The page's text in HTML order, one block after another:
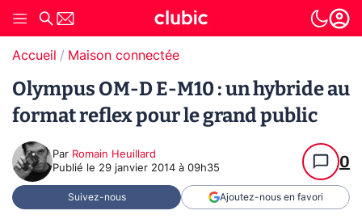
Accueil Maison connectée
Olympus OM-D E-M10 : un hybride au
format reflex pour le grand public
Par Romain Heuillard
Publié le 29 janvier 2014 à 09h35 0
Suivez-nous Ajoutez-nous en favori